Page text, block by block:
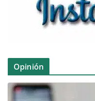
Opinión